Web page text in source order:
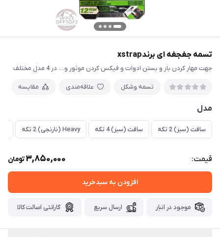
تسمه جغجغه ای برندxstrap
جهت مهار کردن بار و بستن ادوات و فیکس کردن موتور و.... در 4 مدل مختلف
تسمه وشکل علاقه‌مندی مقایسه
مدل
سافت (سبز) 2 تکه سافت (سبز) 4 تکه Heavy (نارنجی) 2 تکه
قیمت: 3,850,000تومان
افزودن به سبدخرید
موجود در انبار ارسال سریع گارانتی اصالت کالا